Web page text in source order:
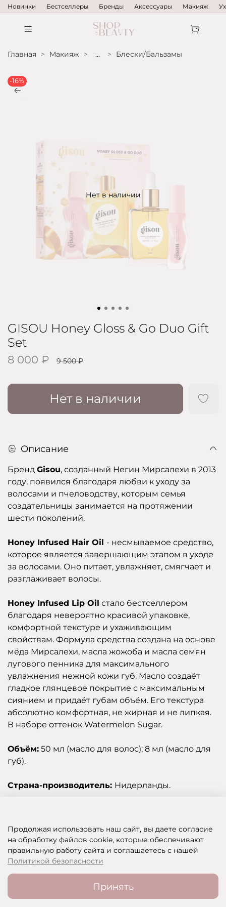
Новинки Бестселлеры Бренды Аксессуары Макияж
Главная Макияж ... Блески/Бальзамы
Нет в наличии
-16%
GISOU Honey Gloss & Go Duo Gift
Set
8 000 ₽ 9 500 ₽
Нет в наличии
Описание
Бренд Gisou, созданный Негин Мирсалехи в 2013
году, появился благодаря любви к уходу за
волосами и пчеловодству, которым семья
создательницы занимается на протяжении
шести поколений.
Honey Infused Hair Oil - несмываемое средство,
которое является завершающим этапом в уходе
за волосами. Оно питает, увлажняет, смягчает и
разглаживает волосы.
Honey Infused Lip Oil стало бестселлером
благодаря невероятно красивой упаковке,
комфортной текстуре и ухаживающим
свойствам. Формула средства создана на основе
мёда Мирсалехи, масла жожоба и масла семян
лугового пенника для максимального
увлажнения нежной кожи губ. Масло создаёт
гладкое глянцевое покрытие с максимальным
сиянием и придаёт губам объём. Его текстура
абсолютно комфортная, не жирная и не липкая.
В наборе оттенок Watermelon Sugar.
Объём: 50 мл (масло для волос); 8 мл (масло для
губ).
Страна-производитель: Нидерланды.
SHOP OF BEAUTY - МУЛЬТИБРЕНДОВЫЙ ИНТЕРНЕТ-МАГАЗИН КОСМЕТИКИ
Продолжая использовать наш сайт, вы даете согласие
на обработку файлов cookie, которые обеспечивают
правильную работу сайта и соглашаетесь с нашей
Политикой безопасности
Принять